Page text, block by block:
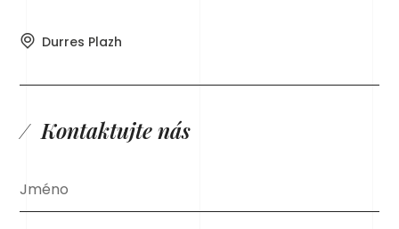
Durres Plazh
Kontaktujte nás
Jméno